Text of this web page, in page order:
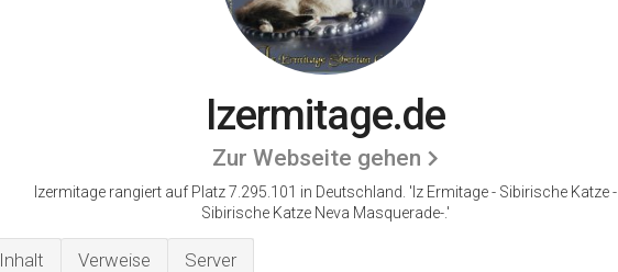
Izermitage.de
Zur Webseite gehen
Izermitage rangiert auf Platz 7.295.101 in Deutschland. 'Iz Ermitage - Sibirische Katze -
Sibirische Katze Neva Masquerade-.'
Inhalt Verweise Server